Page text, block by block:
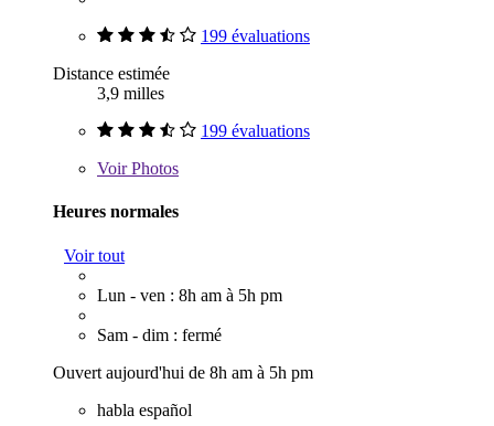
199 évaluations
Distance estimée
3,9 milles
199 évaluations
VoirPhotos
Heures normales
Voir tout
Lun - ven : 8h am à 5h pm
Sam - dim : fermé
Ouvert aujourd'hui de 8h am à 5h pm
habla español